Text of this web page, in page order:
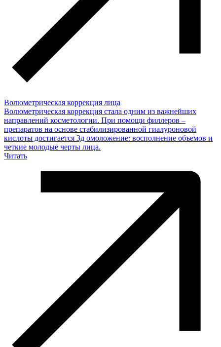
Волюметрическая коррекция лица
Волюметрическая коррекция стала одним из важнейших
направлений косметологии. При помощи филлеров –
препаратов на основе стабилизированной гиалуроновой
кислоты достигается 3д омоложение: восполнение объемов и
четкие молодые черты лица.
Читать